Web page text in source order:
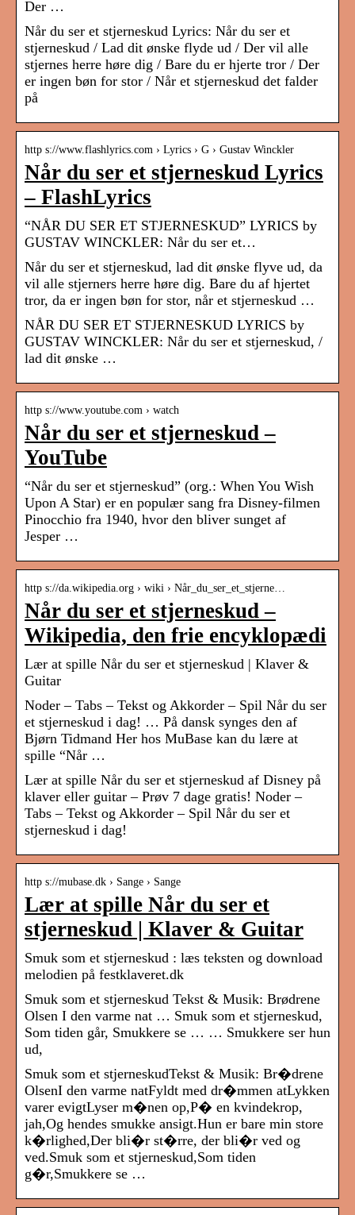
Der …
Når du ser et stjerneskud Lyrics: Når du ser et
stjerneskud / Lad dit ønske flyde ud / Der vil alle
stjernes herre høre dig / Bare du er hjerte tror / Der
er ingen bøn for stor / Når et stjerneskud det falder
på
http s://www.flashlyrics.com › Lyrics › G › Gustav Winckler
Når du ser et stjerneskud Lyrics
– FlashLyrics
“NÅR DU SER ET STJERNESKUD” LYRICS by
GUSTAV WINCKLER: Når du ser et…
Når du ser et stjerneskud, lad dit ønske flyve ud, da
vil alle stjerners herre høre dig. Bare du af hjertet
tror, da er ingen bøn for stor, når et stjerneskud …
NÅR DU SER ET STJERNESKUD LYRICS by
GUSTAV WINCKLER: Når du ser et stjerneskud, /
lad dit ønske …
http s://www.youtube.com › watch
Når du ser et stjerneskud –
YouTube
“Når du ser et stjerneskud” (org.: When You Wish
Upon A Star) er en populær sang fra Disney-filmen
Pinocchio fra 1940, hvor den bliver sunget af
Jesper …
http s://da.wikipedia.org › wiki › Når_du_ser_et_stjerne…
Når du ser et stjerneskud –
Wikipedia, den frie encyklopædi
Lær at spille Når du ser et stjerneskud | Klaver &
Guitar
Noder – Tabs – Tekst og Akkorder – Spil Når du ser
et stjerneskud i dag! … På dansk synges den af
Bjørn Tidmand Her hos MuBase kan du lære at
spille “Når …
Lær at spille Når du ser et stjerneskud af Disney på
klaver eller guitar – Prøv 7 dage gratis! Noder –
Tabs – Tekst og Akkorder – Spil Når du ser et
stjerneskud i dag!
http s://mubase.dk › Sange › Sange
Lær at spille Når du ser et
stjerneskud | Klaver & Guitar
Smuk som et stjerneskud : læs teksten og download
melodien på festklaveret.dk
Smuk som et stjerneskud Tekst & Musik: Brødrene
Olsen I den varme nat … Smuk som et stjerneskud,
Som tiden går, Smukkere se … … Smukkere ser hun
ud,
Smuk som et stjerneskudTekst & Musik: Br�drene
OlsenI den varme natFyldt med dr�mmen atLykken
varer evigtLyser m�nen op,P� en kvindekrop,
jah,Og hendes smukke ansigt.Hun er bare min store
k�rlighed,Der bli�r st�rre, der bli�r ved og
ved.Smuk som et stjerneskud,Som tiden
g�r,Smukkere se …